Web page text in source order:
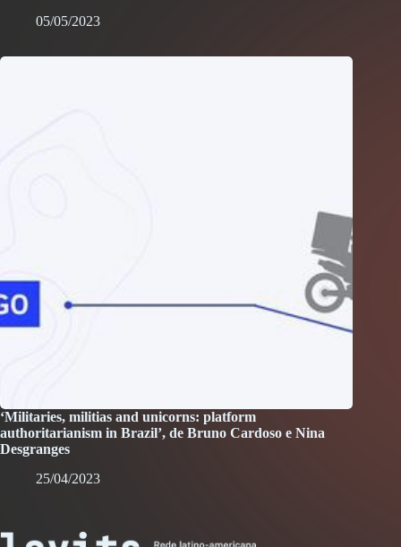
05/05/2023
‘Militaries, militias and unicorns: platform
authoritarianism in Brazil’, de Bruno Cardoso e Nina
Desgranges
25/04/2023